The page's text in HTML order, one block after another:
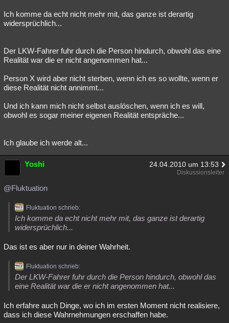
Ich komme da echt nicht mehr mit, das ganze ist derartig
widersprüchlich...
Der LKW-Fahrer fuhr durch die Person hindurch, obwohl das eine
Realität war die er nicht angenommen hat...
Person X wird aber nicht sterben, wenn ich es so wollte, wenn er
diese Realität nicht annimmt...
Und ich kann mich nicht selbst auslöschen, wenn ich es will,
obwohl es sogar meiner eigenen Realität entspräche...
Ich glaube ich werde alt...
Yoshi 24.04.2010 um 13:53
Diskussionsleiter
@Fluktuation
Fluktuation schrieb:
Ich komme da echt nicht mehr mit, das ganze ist derartig
widersprüchlich...
Das ist es aber nur in deiner Wahrheit.
Fluktuation schrieb:
Der LKW-Fahrer fuhr durch die Person hindurch, obwohl das
eine Realität war die er nicht angenommen hat...
Ich erfahre auch Dinge, wo ich im ersten Moment nicht realisiere,
dass ich diese Wahrnehmungen erschaffen habe.